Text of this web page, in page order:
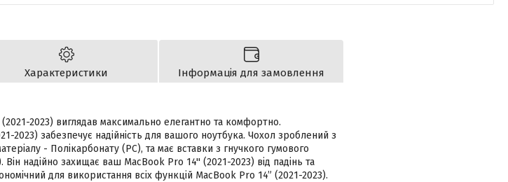
Характеристики Інформація для замовлення
2023) виглядав максимально елегантно та комфортно.
2023) забезпечує надійність для вашого ноутбука. Чохол зроблений з
- Полікарбонату (PC), та має вставки з гнучкого гумового
надійно захищає ваш MacBook Pro 14'' (2021-2023) від падінь та
для використання всіх функцій MacBook Pro 14” (2021-2023).